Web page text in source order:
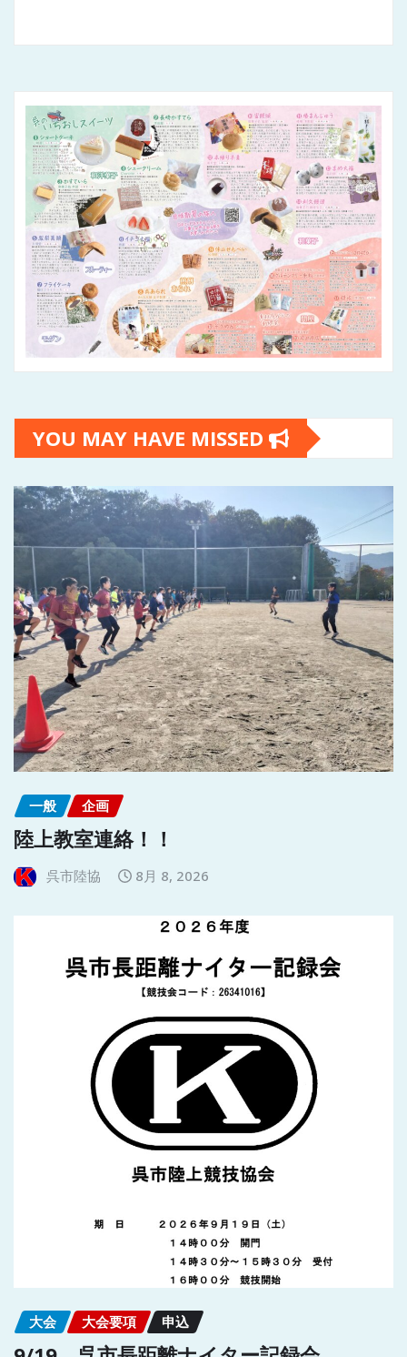
YOU MAY HAVE MISSED
一般 企画
陸上教室連絡！！
呉市陸協 8月 8, 2026
大会 大会要項 申込